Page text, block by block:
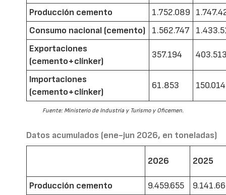
Producción cemento 1.752.089
Consumo nacional (cemento)
1.562.747
Exportaciones
(cemento+clínker)
357.194
Importaciones
(cemento+clínker)
61.853 150.014
Fuente: Ministerio de Industria y Turismo y Oficemen.
Datos acumulados (ene-jun 2026, en toneladas)
2026 2025
Producción cemento 9.459.655